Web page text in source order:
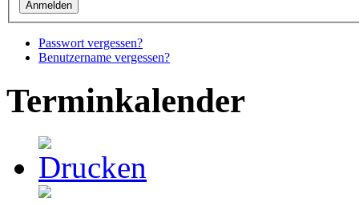
Passwort vergessen?
Benutzername vergessen?
Terminkalender